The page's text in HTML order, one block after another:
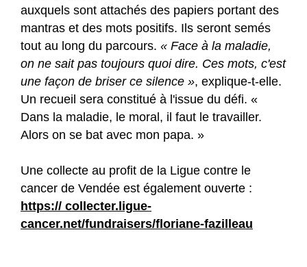
auxquels sont attachés des papiers portant des
mantras et des mots positifs. Ils seront semés
tout au long du parcours. « Face à la maladie,
on ne sait pas toujours quoi dire. Ces mots, c'est
une façon de briser ce silence », explique-t-elle.
Un recueil sera constitué à l'issue du défi. «
Dans la maladie, le moral, il faut le travailler.
Alors on se bat avec mon papa. »
Une collecte au profit de la Ligue contre le
cancer de Vendée est également ouverte :
https:// collecter.ligue-
cancer.net/fundraisers/floriane-fazilleau